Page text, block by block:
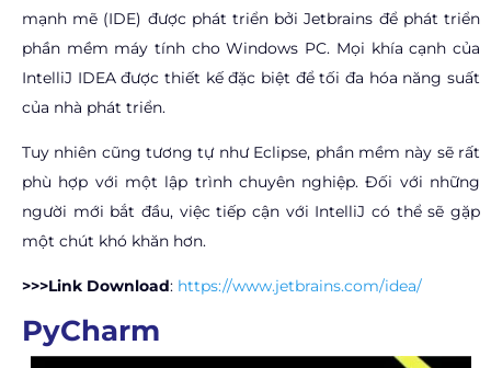
mạnh mẽ (IDE) được phát triển bởi Jetbrains để phát triển
phần mềm máy tính cho Windows PC. Mọi khía cạnh của
IntelliJ IDEA được thiết kế đặc biệt để tối đa hóa năng suất
của nhà phát triển.
Tuy nhiên cũng tương tự như Eclipse, phần mềm này sẽ rất
phù hợp với một lập trình chuyên nghiệp. Đối với những
người mới bắt đầu, việc tiếp cận với IntelliJ có thể sẽ gặp
một chút khó khăn hơn.
>>>Link Download: https://www.jetbrains.com/idea/
PyCharm